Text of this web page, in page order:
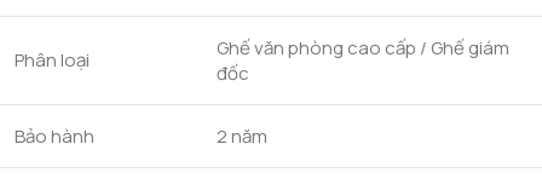
Phân loại
Ghế văn phòng cao cấp / Ghế giám
đốc
Bảo hành 2 năm